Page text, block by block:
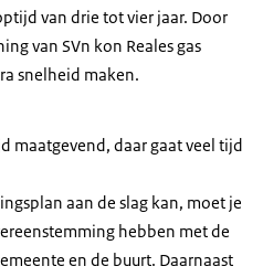
van drie tot vier jaar. Door
van SVn kon Reales gas
snelheid maken.
maatgevend, daar gaat veel tijd
aan de slag kan, moet je
hebben met de
en de buurt. Daarnaast